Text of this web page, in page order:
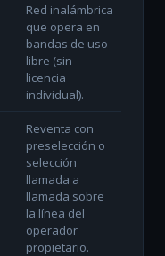
Red inalámbrica
que opera en
bandas de uso
libre (sin
licencia
individual).
Reventa con
preselección o
selección
llamada a
llamada sobre
la línea del
operador
propietario.